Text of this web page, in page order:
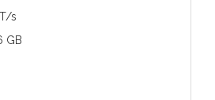
s
GB